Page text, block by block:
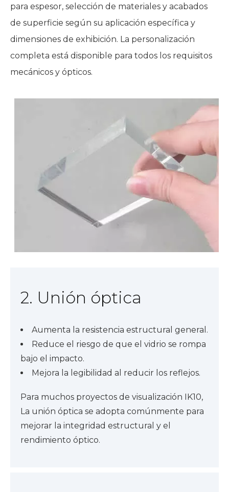
para espesor, selección de materiales y acabados
de superficie según su aplicación específica y
dimensiones de exhibición. La personalización
completa está disponible para todos los requisitos
mecánicos y ópticos.
2. Unión óptica
Aumenta la resistencia estructural general.
Reduce el riesgo de que el vidrio se rompa
bajo el impacto.
Mejora la legibilidad al reducir los reflejos.
Para muchos proyectos de visualización IK10,
La unión óptica se adopta comúnmente para
mejorar la integridad estructural y el
rendimiento óptico.